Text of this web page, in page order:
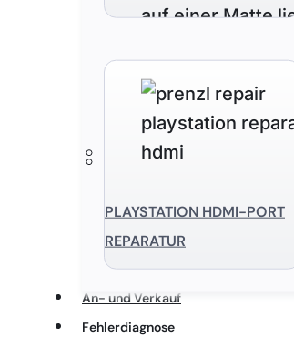
PLAYSTATION HDMI-PORT
REPARATUR
An- und Verkauf
Fehlerdiagnose